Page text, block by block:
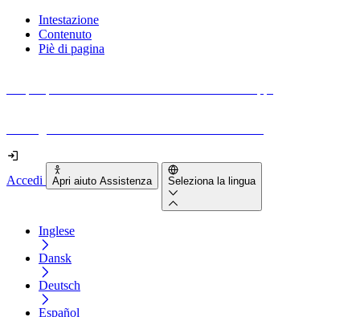
Intestazione
Contenuto
Piè di pagina
Accedi Apri aiuto Assistenza Seleziona la lingua
Inglese
Dansk
Deutsch
Español